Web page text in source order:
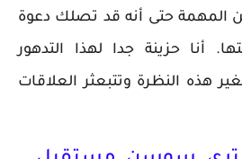
المهمة حتى أنه قد تصلك دعوة
أنا حزينة جدا لهذا التدهور
هذه النظرة وتتبعثر العلاقات